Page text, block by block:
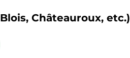
Châteauroux, etc.)